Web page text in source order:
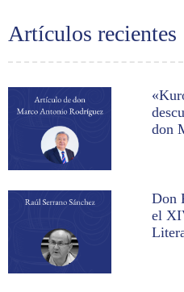
Artículos recientes
don
Don
el